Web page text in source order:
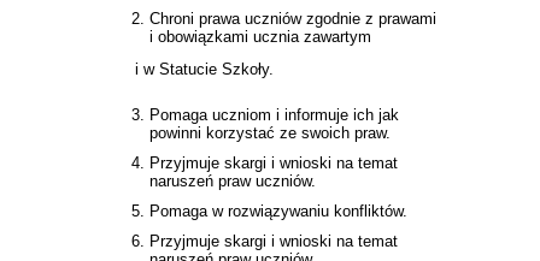
Chroni prawa uczniów zgodnie z prawami
i obowiązkami ucznia zawartym
i w Statucie Szkoły.
Pomaga uczniom i informuje ich jak
powinni korzystać ze swoich praw.
Przyjmuje skargi i wnioski na temat
naruszeń praw uczniów.
Pomaga w rozwiązywaniu konfliktów.
Przyjmuje skargi i wnioski na temat